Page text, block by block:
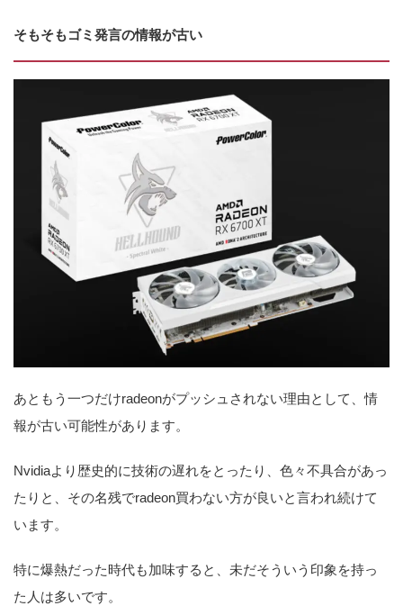
そもそもゴミ発言の情報が古い
あともう一つだけradeonがプッシュされない理由として、情
報が古い可能性があります。
Nvidiaより歴史的に技術の遅れをとったり、色々不具合があっ
たりと、その名残でradeon買わない方が良いと言われ続けて
います。
特に爆熱だった時代も加味すると、未だそういう印象を持っ
た人は多いです。